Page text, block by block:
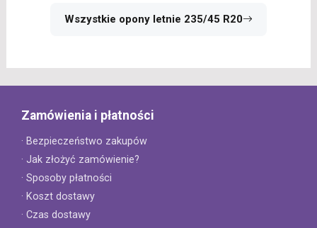
Wszystkie opony letnie 235/45 R20
Zamówienia i płatności
· Bezpieczeństwo zakupów
· Jak złożyć zamówienie?
· Sposoby płatności
· Koszt dostawy
· Czas dostawy